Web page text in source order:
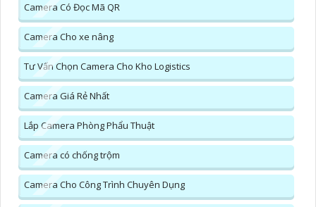
Camera Có Đọc Mã QR
Camera Cho xe nâng
Tư Vấn Chọn Camera Cho Kho Logistics
Camera Giá Rẻ Nhất
Lắp Camera Phòng Phẩu Thuật
Camera có chống trộm
Camera Cho Công Trình Chuyên Dụng